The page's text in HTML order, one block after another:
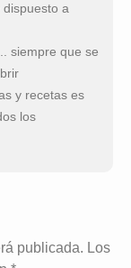
a
siempre que se
y recetas es
los
publicada. Los